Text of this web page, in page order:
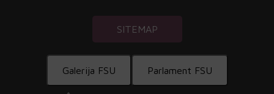
SITEMAP
Galerija FSU Parlament FSU